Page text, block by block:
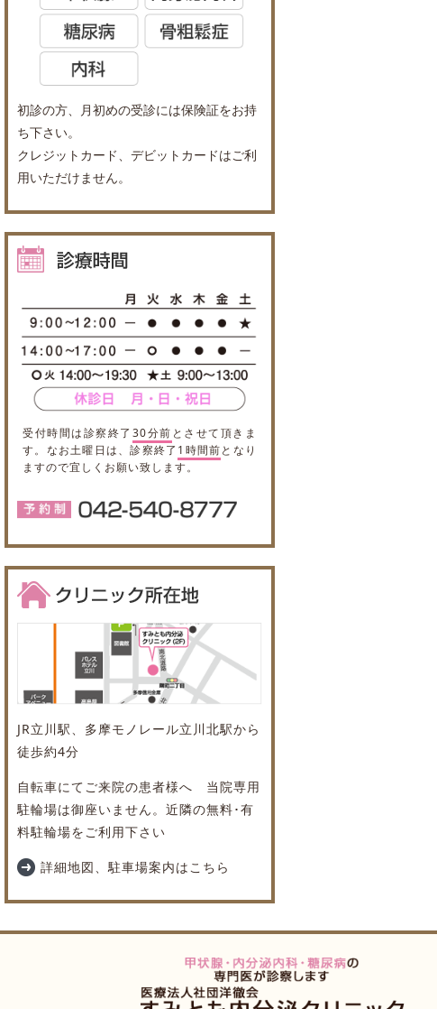
初診の方、月初めの受診には保険証をお持
ち下さい。
クレジットカード、デビットカードはご利
用いただけません。
受付時間は診察終了 30分前 とさせて頂きま
す。なお土曜日は、診察終了 1時間前となり
ますので宜しくお願い致します。
JR立川駅、多摩モノレール立川北駅から
徒歩約4分
自転車にてご来院の患者様へ 当院専用
駐輪場は御座いません。近隣の無料･有
料駐輪場をご利用下さい
詳細地図、駐車場案内はこちら